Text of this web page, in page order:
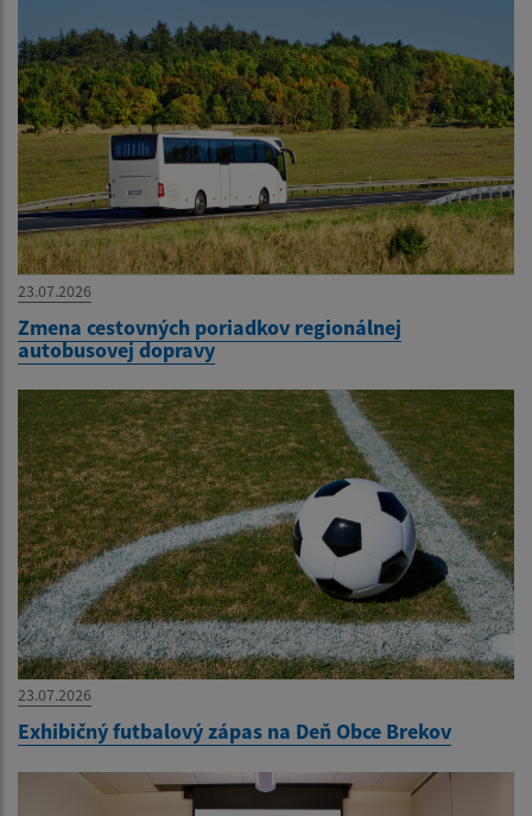
23.07.2026
Zmena cestovných poriadkov regionálnej
autobusovej dopravy
23.07.2026
Exhibičný futbalový zápas na Deň Obce Brekov